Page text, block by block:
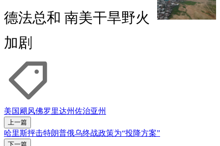
德法总和 南美干旱野火
加剧
美国飓风佛罗里达州佐治亚州
上一篇
哈里斯抨击特朗普俄乌终战政策为“投降方案”
下一篇